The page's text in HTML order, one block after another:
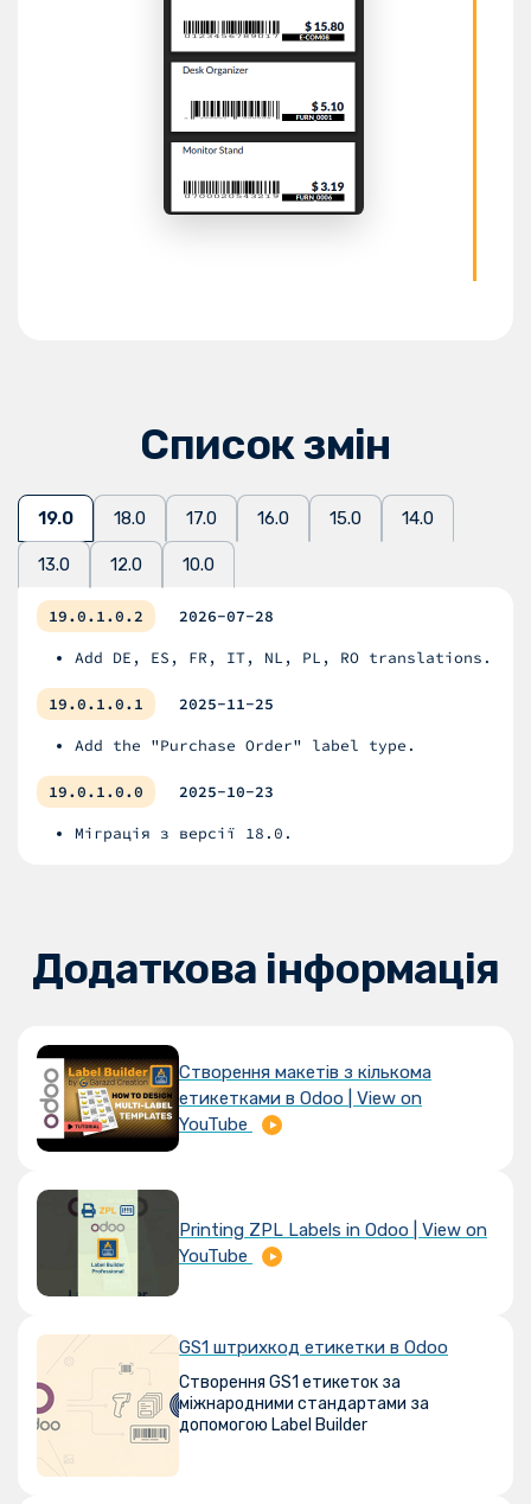
Список змін
19.0 18.0 17.0 16.0 15.0 14.0
13.0 12.0 10.0
19.0.1.0.2 2026-07-28
Add DE, ES, FR, IT, NL, PL, RO translations.
19.0.1.0.1 2025-11-25
Add the "Purchase Order" label type.
19.0.1.0.0 2025-10-23
Міграція з версії 18.0.
Додаткова інформація
Створення макетів з кількома
етикетками в Odoo | View on
YouTube
Printing ZPL Labels in Odoo | View on
YouTube
GS1 штрихкод етикетки в Odoo
Cтворення GS1 етикеток за
міжнародними стандартами за
допомогою Label Builder